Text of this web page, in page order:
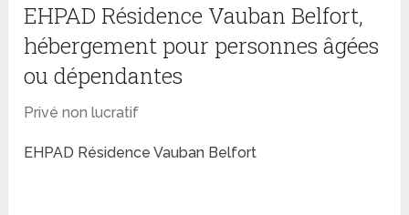
EHPAD Résidence Vauban Belfort,
hébergement pour personnes âgées
ou dépendantes
Privé non lucratif
EHPAD Résidence Vauban Belfort